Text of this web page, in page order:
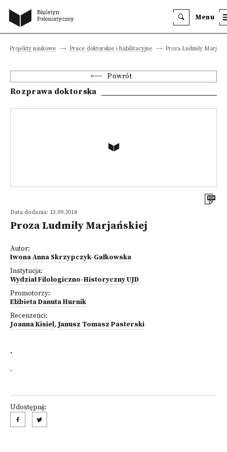
Menu
Projekty naukowe Prace doktorskie i habilitacyjne Proza Ludmiły
Powrót
Rozprawa doktorska
Data dodania: 13.09.2018
Proza Ludmiły Marjańskiej
Autor:
Iwona Anna Skrzypczyk-Gałkowska
Instytucja:
Wydział Filologiczno-Historyczny UJD
Promotorzy:
Elżbieta Danuta Hurnik
Recenzenci:
Joanna Kisiel, Janusz Tomasz Pasterski
.
.
Udostępnij: